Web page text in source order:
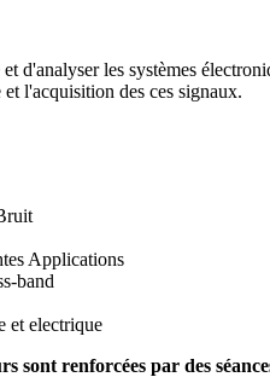
d'analyser les systèmes
l'acquisition des ces signaux.
Applications
band
et electrique
sont renforcées par des